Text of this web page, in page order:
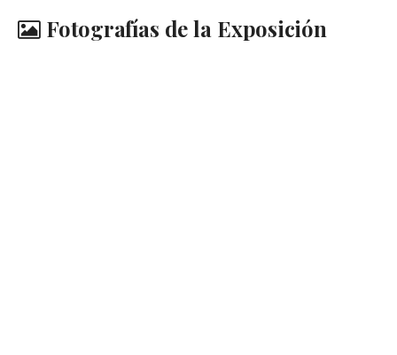
Fotografías de la Exposición